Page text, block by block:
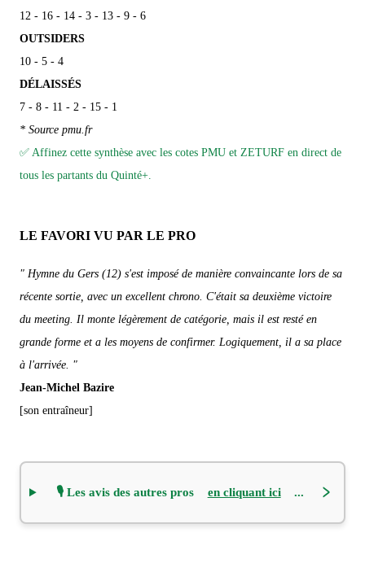
12 - 16 - 14 - 3 - 13 - 9 - 6
OUTSIDERS
10 - 5 - 4
DÉLAISSÉS
7 - 8 - 11 - 2 - 15 - 1
* Source pmu.fr
✅ Affinez cette synthèse avec les cotes PMU et ZETURF en direct de
tous les partants du Quinté+.
LE FAVORI VU PAR LE PRO
" Hymne du Gers (12) s'est imposé de manière convaincante lors de sa
récente sortie, avec un excellent chrono. C'était sa deuxième victoire
du meeting. Il monte légèrement de catégorie, mais il est resté en
grande forme et a les moyens de confirmer. Logiquement, il a sa place
à l'arrivée. "
Jean-Michel Bazire
[son entraîneur]
🎙️ Les avis des autres pros en cliquant ici ...